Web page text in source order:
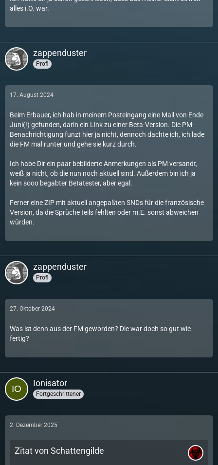
alles i.O. war.
zappenduster
Profi
17. August 2024
Beim Erbauer, ich hab in meinem Posteingang eine Mail von Ende
Juni(!) gefunden, darin ein Link zu einer Beta-Version. Die PM-
Benachrichtigung funzt hier ja nicht, dennoch dachte ich, ich lade
die FM mal runter und gehe sie kurz durch.
Ich habe Dir ein paar bebilderte Anmerkungen als PM versandt,
weiß ja nicht, ob die nun noch aktuell sind. Außerdem bin ich ja
kein sooo begabter Betatester, aber egal.
Ferner eine ZIP mit aktuell angepaßten SNDs für die französische
Version, da die Sprüche teils fehlten oder m.E. sonst abweichen
würden.
zappenduster
Profi
27. Oktober 2024
Was ist denn aus der FM geworden? Die war doch so gut wie
fertig?
Ionisator
Fortgeschrittener
2. Dezember 2025
Zitat von Schattengilde